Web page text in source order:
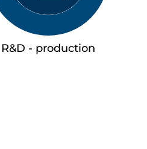
R&D - production